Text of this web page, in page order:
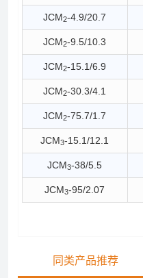
JCM2-4.9/20.7
JCM2-9.5/10.3
JCM2-15.1/6.9
JCM2-30.3/4.1
JCM2-75.7/1.7
JCM3-15.1/12.1
JCM3-38/5.5
JCM3-95/2.07
同类产品推荐